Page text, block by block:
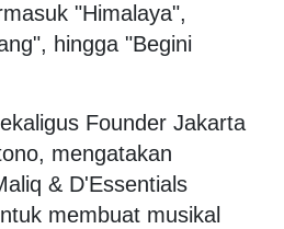
"Himalaya",
hingga "Begini
Founder Jakarta
mengatakan
& D'Essentials
membuat musikal